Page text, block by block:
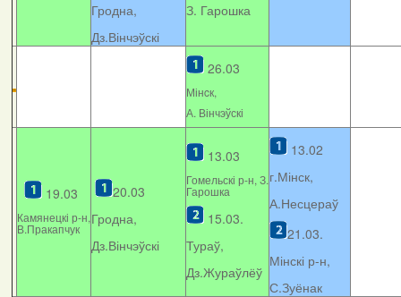
Гродна,
Дз.Вінчэўскі
З. Гарошка
26.03
Мінcк,
А. Вінчэўскі
19.03
Камянецкі р-н,
В.Пракапчук
20.03
Гродна,
Дз.Вінчэўскі
13.03
Гомельскі р-н, З.
Гарошка
15.03.
Тураў,
Дз.Жураўлёў
13.02
г.Мінск,
А.Несцераў
21.03.
Мінскі р-н,
С.Зуёнак